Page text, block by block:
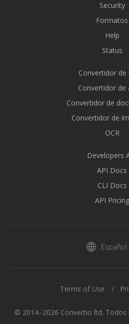
Security
Formatos
Help
Status
Convertidor de
Convertidor de
Convertidor de
Convertidor de
OCR
Developers
API Docs
CLI Docs
API Pricing
Español
© 2014–2026 Convertio ltd. Todos
Terms of Use